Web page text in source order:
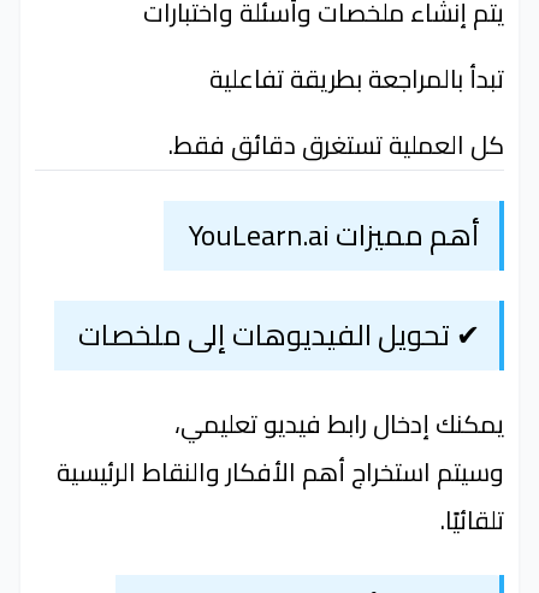
يتم إنشاء ملخصات وأسئلة واختبارات
تبدأ بالمراجعة بطريقة تفاعلية
كل العملية تستغرق دقائق فقط.
أهم مميزات YouLearn.ai
✔ تحويل الفيديوهات إلى ملخصات
يمكنك إدخال رابط فيديو تعليمي،
وسيتم استخراج أهم الأفكار والنقاط الرئيسية
تلقائيًا.